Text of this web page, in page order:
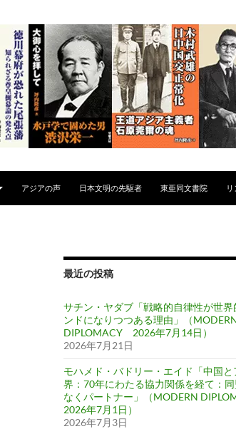
アジアの声 日本文明の先駆者 東亜同文書院 リ
最近の投稿
サチン・ヤダブ「戦略的自律性が世界
ンドになりつつある理由」（
DIPLOMACY 2026年7月14日）
2026年7月21日
モハメド・バドリー・エイド「中国と
界：70年にわたる協力関係を経て：
なくパートナー」（MODERN
2026年7月1日）
2026年7月3日